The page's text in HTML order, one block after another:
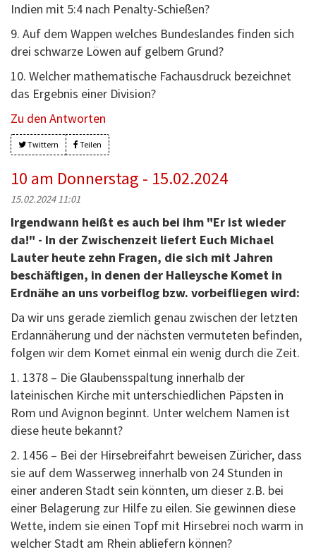
Indien mit 5:4 nach Penalty-Schießen?
9. Auf dem Wappen welches Bundeslandes finden sich
drei schwarze Löwen auf gelbem Grund?
10. Welcher mathematische Fachausdruck bezeichnet
das Ergebnis einer Division?
Zu den Antworten
Twittern Teilen
10 am Donnerstag - 15.02.2024
15.02.2024 11:01
Irgendwann heißt es auch bei ihm "Er ist wieder
da!" - In der Zwischenzeit liefert Euch Michael
Lauter heute zehn Fragen, die sich mit Jahren
beschäftigen, in denen der Halleysche Komet in
Erdnähe an uns vorbeiflog bzw. vorbeifliegen wird:
Da wir uns gerade ziemlich genau zwischen der letzten
Erdannäherung und der nächsten vermuteten befinden,
folgen wir dem Komet einmal ein wenig durch die Zeit.
1. 1378 – Die Glaubensspaltung innerhalb der
lateinischen Kirche mit unterschiedlichen Päpsten in
Rom und Avignon beginnt. Unter welchem Namen ist
diese heute bekannt?
2. 1456 – Bei der Hirsebreifahrt beweisen Züricher, dass
sie auf dem Wasserweg innerhalb von 24 Stunden in
einer anderen Stadt sein könnten, um dieser z.B. bei
einer Belagerung zur Hilfe zu eilen. Sie gewinnen diese
Wette, indem sie einen Topf mit Hirsebrei noch warm in
welcher Stadt am Rhein abliefern können?